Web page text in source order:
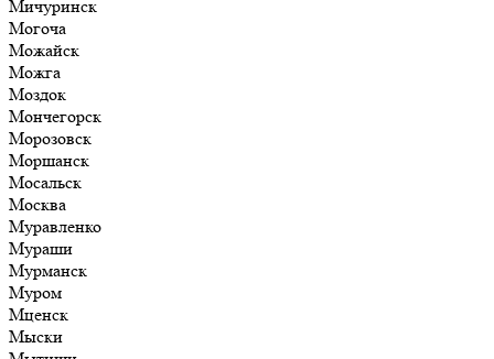
Мичуринск
Могоча
Можайск
Можга
Моздок
Мончегорск
Морозовск
Моршанск
Мосальск
Москва
Муравленко
Мураши
Мурманск
Муром
Мценск
Мыски